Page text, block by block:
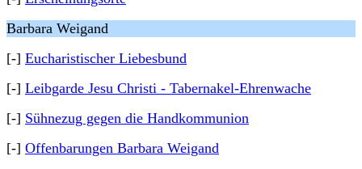
Barbara Weigand
[-] Eucharistischer Liebesbund
[-] Leibgarde Jesu Christi - Tabernakel-Ehrenwache
[-] Sühnezug gegen die Handkommunion
[-] Offenbarungen Barbara Weigand